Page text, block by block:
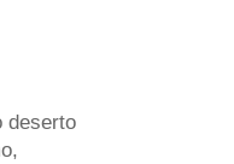
deserto